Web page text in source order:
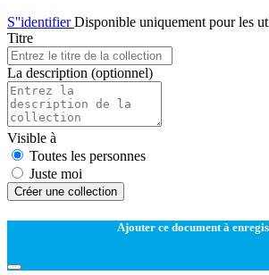
S''identifierDisponible uniquement pour les
Titre
La description (optionnel)
Visible à
Toutes les personnes
Juste moi
Créer une collection
Ajouter ce document à